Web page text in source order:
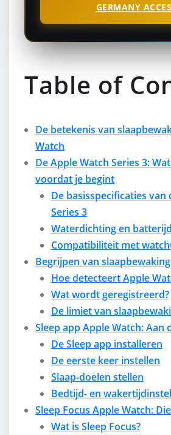
GERMANY
Table of
De betekenis van
Watch
De Apple Watch Series 3:
voordat je begint
De basisspecificaties van
Series 3
Waterdichting en
Compatibiliteit met
Begrijpen van
Hoe detecteert Apple
Wat wordt geregistreerd?
De limiet van
Sleep app Apple Watch: Aan
De Sleep app installeren
De eerste keer instellen
Slaap-doelen stellen
Bedtijd- en
Sleep Focus Apple Watch:
Wat is Sleep Focus?